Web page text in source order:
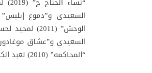
“المحاكمة” (2010) لعبد الكريم الدرقاوي …